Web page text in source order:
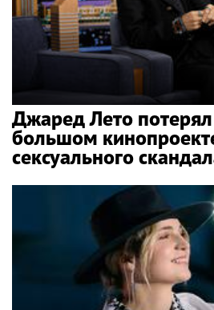
Джаред Лето
большом
сексуального